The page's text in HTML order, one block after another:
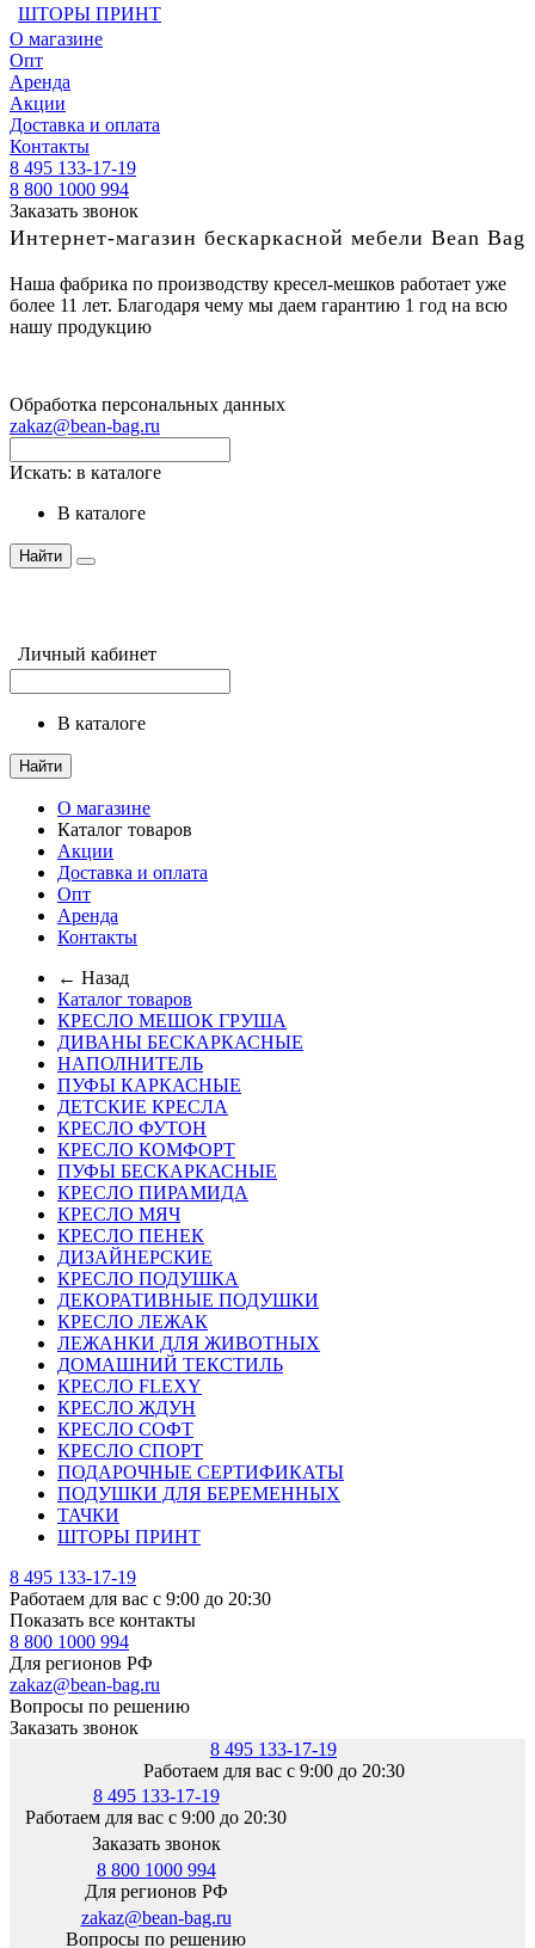
ШТОРЫ ПРИНТ
О магазине
Опт
Аренда
Акции
Доставка и оплата
Контакты
8 495 133-17-19
8 800 1000 994
Заказать звонок
Интернет-магазин бескаркасной мебели Bean Bag
Наша фабрика по производству кресел-мешков работает уже
более 11 лет. Благодаря чему мы даем гарантию 1 год на всю
нашу продукцию
Обработка персональных данных
zakaz@bean-bag.ru
Искать: в каталоге
в каталоге
Найти
Личный кабинет
в каталоге
Найти
О магазине
Каталог товаров
Акции
Доставка и оплата
Опт
Аренда
Контакты
← Назад
Каталог товаров
КРЕСЛО МЕШОК ГРУША
ДИВАНЫ БЕСКАРКАСНЫЕ
НАПОЛНИТЕЛЬ
ПУФЫ КАРКАСНЫЕ
ДЕТСКИЕ КРЕСЛА
КРЕСЛО ФУТОН
КРЕСЛО КОМФОРТ
ПУФЫ БЕСКАРКАСНЫЕ
КРЕСЛО ПИРАМИДА
КРЕСЛО МЯЧ
КРЕСЛО ПЕНЕК
ДИЗАЙНЕРСКИЕ
КРЕСЛО ПОДУШКА
ДЕКОРАТИВНЫЕ ПОДУШКИ
КРЕСЛО ЛЕЖАК
ЛЕЖАНКИ ДЛЯ ЖИВОТНЫХ
ДОМАШНИЙ ТЕКСТИЛЬ
КРЕСЛО FLEXY
КРЕСЛО ЖДУН
КРЕСЛО СОФТ
КРЕСЛО СПОРТ
ПОДАРОЧНЫЕ СЕРТИФИКАТЫ
ПОДУШКИ ДЛЯ БЕРЕМЕННЫХ
ТАЧКИ
ШТОРЫ ПРИНТ
8 495 133-17-19
Работаем для вас с 9:00 до 20:30
Показать все контакты
8 800 1000 994
Для регионов РФ
zakaz@bean-bag.ru
Вопросы по решению
Заказать звонок
8 495 133-17-19
Работаем для вас с 9:00 до 20:30
8 495 133-17-19
Работаем для вас с 9:00 до 20:30
Заказать звонок
8 800 1000 994
Для регионов РФ
zakaz@bean-bag.ru
Вопросы по решению